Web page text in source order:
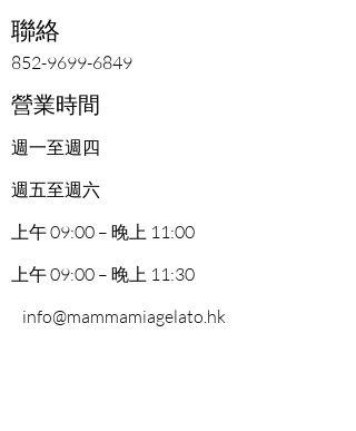
聯絡
852-9699-6849
營業時間
週一至週四
週五至週六
上午 09:00 – 晚上 11:00
上午 09:00 – 晚上 11:30
info@mammamiagelato.hk